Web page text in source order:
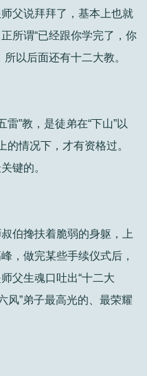
父说拜拜了，基本上也就
所谓“已经跟你学完了，你
以后面还有十二大教。
雷”教，是徒弟在“下山”以
的情况下，才有资格过。
键的。
伯搀扶着脆弱的身躯，上
，做完某些手续仪式后，
父生魂口吐出“十二大
风”弟子最高光的、最荣耀